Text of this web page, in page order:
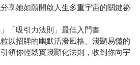
享她如願開啟人生多重宇宙的關鍵祕
「吸引力法則」最佳入門書
以招牌的幽默活潑風格、淺顯易懂的
領你輕鬆實踐顯化法則，收到你向宇